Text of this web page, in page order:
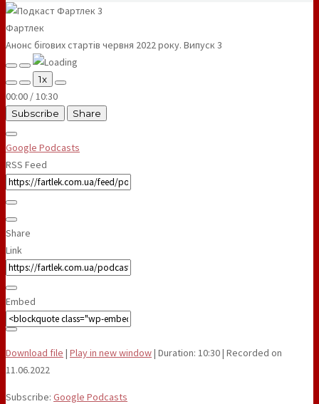
Фартлек
Анонс бігових стартів червня 2022 року. Випуск 3
Play
Episode
Pause
Episode
1x
00:00 /10:30
Subscribe Share
Google Podcasts
RSS Feed
Share
Link
Embed
Download file | Play in new window| Duration: 10:30| Recorded on
11.06.2022
Subscribe: Google Podcasts